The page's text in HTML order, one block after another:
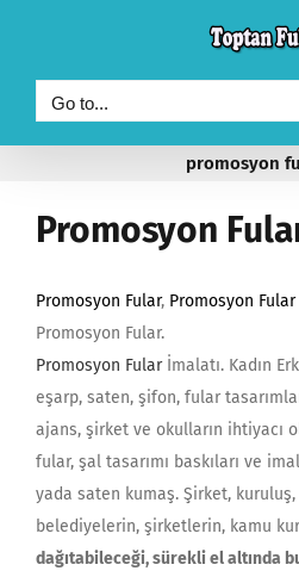
content
Go to...
promosyon
Promosyon
Promosyon Fular, Promosyon Fular
Promosyon Fular.
Promosyon Fularİmalatı. Kadın
eşarp, saten, şifon, fular
ajans, şirket ve okulların ihtiyacı
fular, şal tasarımı baskıları ve
yada saten kumaş. Şirket,
belediyelerin, şirketlerin, kamu
dağıtabileceği, sürekli el altında